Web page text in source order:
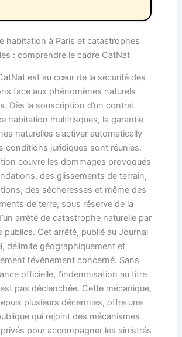
habitation à Paris et catastrophes
: comprendre le cadre CatNat
est au cœur de la sécurité des
face aux phénomènes naturels
Dès la souscription d’un contrat
habitation multirisques, la garantie
naturelles s’activer automatically
conditions juridiques sont réunies.
couvre les dommages provoqués
des glissements de terrain,
des sécheresses et même des
de terre, sous réserve de la
arrêté de catastrophe naturelle par
publics. Cet arrêté, publié au Journal
délimite géographiquement et
l’événement concerné. Sans
officielle, l’indemnisation au titre
pas déclenchée. Cette mécanique,
plusieurs décennies, offre une
qui rejoint des mécanismes
privés pour accompagner les sinistrés